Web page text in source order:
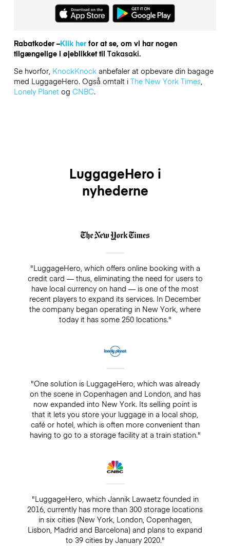
Rabatkoder –Klik herfor at se, om vi har nogen
tilgængelige i øjeblikket til Takasaki.
Se hvorfor, KnockKnockanbefaler at opbevare din bagage
med LuggageHero. Også omtalt i The New York Times,
Lonely Planetog CNBC.
LuggageHero i
nyhederne
"LuggageHero, which offers online booking with a
credit card — thus, eliminating the need for users to
have local currency on hand — is one of the most
recent players to expand its services. In December
the company began operating in New York, where
today it has some 250 locations."
"One solution is LuggageHero, which was already
on the scene in Copenhagen and London, and has
now expanded into New York. Its selling point is
that it lets you store your luggage in a local shop,
café or hotel, which is often more convenient than
having to go to a storage facility at a train station."
"LuggageHero, which Jannik Lawaetz founded in
2016, currently has more than 300 storage locations
in six cities (New York, London, Copenhagen,
Lisbon, Madrid and Barcelona) and plans to expand
to 39 cities by January 2020."